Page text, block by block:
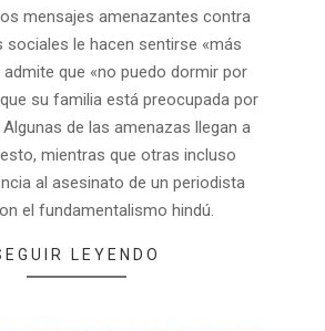
mensajes amenazantes contra
sociales le hacen sentirse «más
que «no puedo dormir por
su familia está preocupada por
de las amenazas llegan a
mientras que otras incluso
al asesinato de un periodista
el fundamentalismo hindú.
LEYENDO